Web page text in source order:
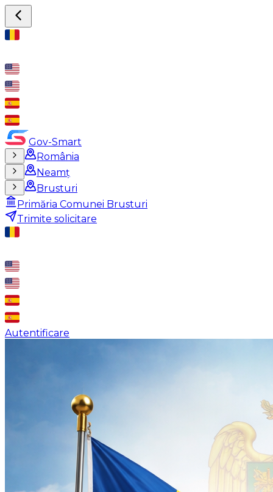
Gov-Smart
România
Neamț
Brusturi
Primăria Comunei Brusturi
Trimite solicitare
Autentificare